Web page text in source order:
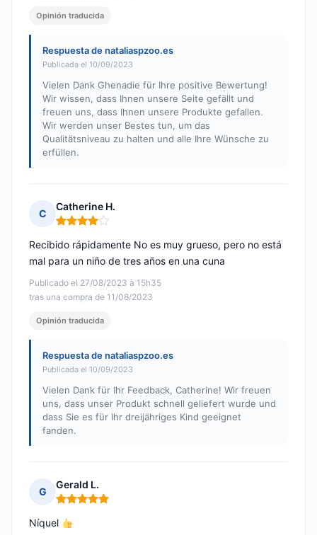
Opinión traducida
Respuesta de nataliaspzoo.es
Publicada el 10/09/2023
Vielen Dank Ghenadie für Ihre positive Bewertung!
Wir wissen, dass Ihnen unsere Seite gefällt und
freuen uns, dass Ihnen unsere Produkte gefallen.
Wir werden unser Bestes tun, um das
Qualitätsniveau zu halten und alle Ihre Wünsche zu
erfüllen.
C
Catherine H.
Nota: 4 de 5
Publicado el 27/08/2023 à 15h35
tras una compra de 11/08/2023
Recibido rápidamente No es muy grueso, pero no está
mal para un niño de tres años en una cuna
Opinión traducida
Respuesta de nataliaspzoo.es
Publicada el 10/09/2023
Vielen Dank für Ihr Feedback, Catherine! Wir freuen
uns, dass unser Produkt schnell geliefert wurde und
dass Sie es für Ihr dreijähriges Kind geeignet
fanden.
G
Gerald L.
Nota: 5 de 5
Níquel